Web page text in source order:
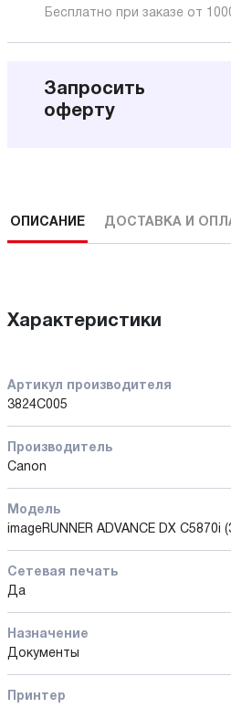
Бесплатно при заказе от
Запросить
оферту
ОПИСАНИЕ ДОСТАВКА И
Характеристики
Артикул производителя
3824C005
Производитель
Canon
Модель
imageRUNNER ADVANCE DX C5870i
Сетевая печать
Да
Назначение
Документы
Принтер